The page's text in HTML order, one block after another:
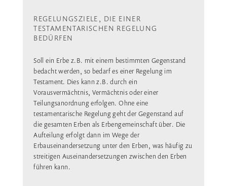
REGELUNGSZIELE, DIE EINER
TESTAMENTARISCHEN REGELUNG
BEDÜRFEN
Soll ein Erbe z.B. mit einem bestimmten Gegenstand
bedacht werden, so bedarf es einer Regelung im
Testament. Dies kann z.B. durch ein
Vorausvermächtnis, Vermächtnis oder einer
Teilungsanordnung erfolgen. Ohne eine
testamentarische Regelung geht der Gegenstand auf
die gesamten Erben als Erbengemeinschaft über. Die
Aufteilung erfolgt dann im Wege der
Erbauseinandersetzung unter den Erben, was häufig zu
streitigen Auseinandersetzungen zwischen den Erben
führen kann.